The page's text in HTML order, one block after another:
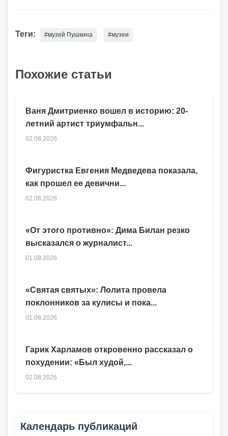
Теги: #музей Пушкина #музеи
Похожие статьи
Гарик Харламов откровенно рассказал о
похудении: «Был худой,...
02.08.2026
Ваня Дмитриенко вошел в историю: 20-
летний артист триумфальн...
02.08.2026
Фигуристка Евгения Медведева показала,
как прошел ее девични...
02.08.2026
«От этого противно»: Дима Билан резко
высказался о журналист...
01.08.2026
«Святая святых»: Лолита провела
поклонников за кулисы и пока...
01.08.2026
Календарь публикаций